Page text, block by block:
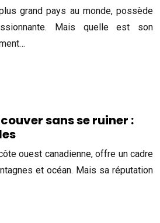
grand pays au monde, possède
Mais quelle est son
sans se ruiner :
ouest canadienne, offre un cadre
et océan. Mais sa réputation